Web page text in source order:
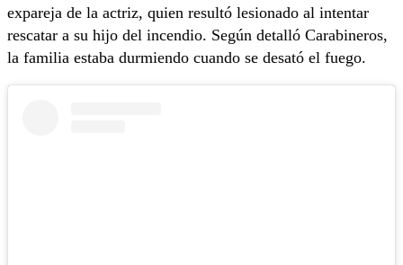
expareja de la actriz, quien resultó lesionado al intentar
rescatar a su hijo del incendio. Según detalló Carabineros,
la familia estaba durmiendo cuando se desató el fuego.